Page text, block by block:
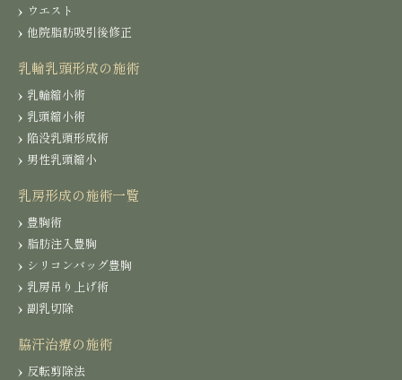
ウエスト
他院脂肪吸引後修正
乳輪乳頭形成の施術
乳輪縮小術
乳頭縮小術
陥没乳頭形成術
男性乳頭縮小
乳房形成の施術一覧
豊胸術
脂肪注入豊胸
シリコンバッグ豊胸
乳房吊り上げ術
副乳切除
脇汗治療の施術
反転剪除法